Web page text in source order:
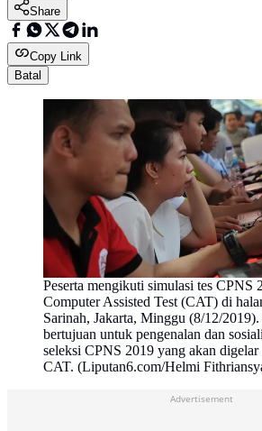
Share
Copy Link
Batal
Peserta mengikuti simulasi tes CPNS
Computer Assisted Test (CAT) di
Sarinah, Jakarta, Minggu (8/12/
bertujuan untuk pengenalan dan
seleksi CPNS 2019 yang akan digelar
CAT. (Liputan6.com/Helmi
Advertisement